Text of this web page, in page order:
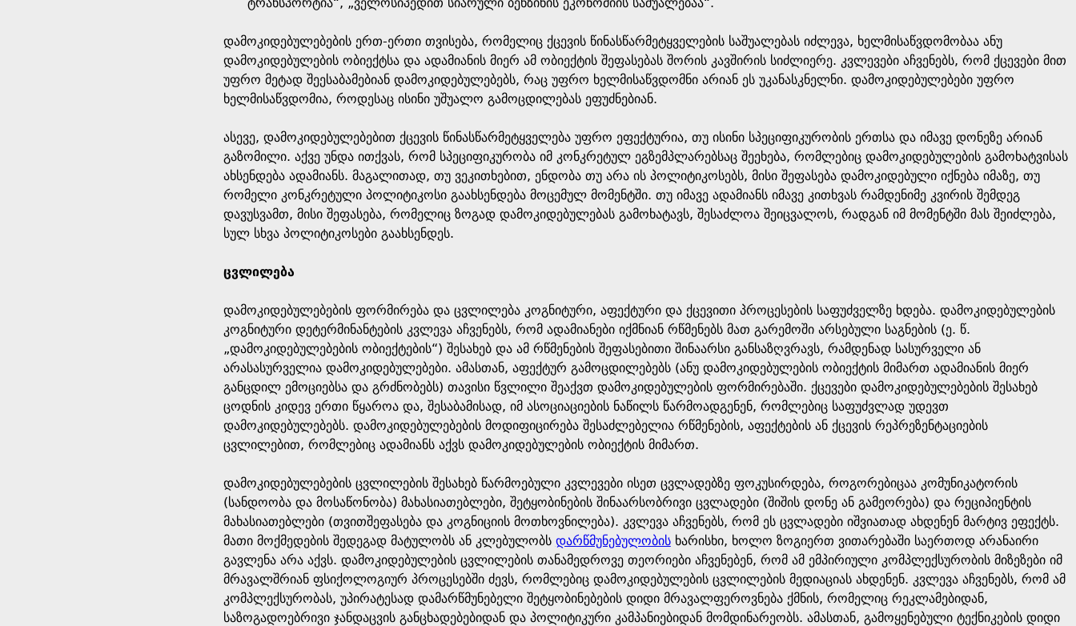
დამოკიდებულებების ერთ-ერთი თვისება, რომელიც ქცევის წინასწარმეტყველების საშუალებას იძლევა, ხელმისაწვდომობაა ანუ
დამოკიდებულების ობიექტსა და ადამიანის მიერ ამ ობიექტის შეფასებას შორის კავშირის სიძლიერე. კვლევები აჩვენებს, რომ ქცევები მით
უფრო მეტად შეესაბამებიან დამოკიდებულებებს, რაც უფრო ხელმისაწვდომნი არიან ეს უკანასკნელნი. დამოკიდებულებები უფრო
ხელმისაწვდომია, როდესაც ისინი უშუალო გამოცდილებას ეფუძნებიან.
ასევე, დამოკიდებულებებით ქცევის წინასწარმეტყველება უფრო ეფექტურია, თუ ისინი სპეციფიკურობის ერთსა და იმავე დონეზე არიან
გაზომილი. აქვე უნდა ითქვას, რომ სპეციფიკურობა იმ კონკრეტულ ეგზემპლარებსაც შეეხება, რომლებიც დამოკიდებულების გამოხატვისას
ახსენდება ადამიანს. მაგალითად, თუ ვეკითხებით, ენდობა თუ არა ის პოლიტიკოსებს, მისი შეფასება დამოკიდებული იქნება იმაზე, თუ
რომელი კონკრეტული პოლიტიკოსი გაახსენდება მოცემულ მომენტში. თუ იმავე ადამიანს იმავე კითხვას რამდენიმე კვირის შემდეგ
დავუსვამთ, მისი შეფასება, რომელიც ზოგად დამოკიდებულებას გამოხატავს, შესაძლოა შეიცვალოს, რადგან იმ მომენტში მას შეიძლება,
სულ სხვა პოლიტიკოსები გაახსენდეს.
ცვლილება
დამოკიდებულებების ფორმირება და ცვლილება კოგნიტური, აფექტური და ქცევითი პროცესების საფუძველზე ხდება. დამოკიდებულების
კოგნიტური დეტერმინანტების კვლევა აჩვენებს, რომ ადამიანები იქმნიან რწმენებს მათ გარემოში არსებული საგნების (ე. წ.
„დამოკიდებულებების ობიექტების“) შესახებ და ამ რწმენების შეფასებითი შინაარსი განსაზღვრავს, რამდენად სასურველი ან
არასასურველია დამოკიდებულებები. ამასთან, აფექტურ გამოცდილებებს (ანუ დამოკიდებულების ობიექტის მიმართ ადამიანის მიერ
განცდილ ემოციებსა და გრძნობებს) თავისი წვლილი შეაქვთ დამოკიდებულების ფორმირებაში. ქცევები დამოკიდებულებების შესახებ
ცოდნის კიდევ ერთი წყაროა და, შესაბამისად, იმ ასოციაციების ნაწილს წარმოადგენენ, რომლებიც საფუძვლად უდევთ
დამოკიდებულებებს. დამოკიდებულებების მოდიფიცირება შესაძლებელია რწმენების, აფექტების ან ქცევის რეპრეზენტაციების
ცვლილებით, რომლებიც ადამიანს აქვს დამოკიდებულების ობიექტის მიმართ.
დამოკიდებულებების ცვლილების შესახებ წარმოებული კვლევები ისეთ ცვლადებზე ფოკუსირდება, როგორებიცაა კომუნიკატორის
(სანდოობა და მოსაწონობა) მახასიათებლები, შეტყობინების შინაარსობრივი ცვლადები (შიშის დონე ან გამეორება) და რეციპიენტის
მახასიათებლები (თვითშეფასება და კოგნიციის მოთხოვნილება). კვლევა აჩვენებს, რომ ეს ცვლადები იშვიათად ახდენენ მარტივ ეფექტს.
მათი მოქმედების შედეგად მატულობს ან კლებულობს დარწმუნებულობისხარისხი, ხოლო ზოგიერთ ვითარებაში საერთოდ არანაირი
გავლენა არა აქვს. დამოკიდებულების ცვლილების თანამედროვე თეორიები აჩვენებენ, რომ ამ ემპირიული კომპლექსურობის მიზეზები იმ
მრავალშრიან ფსიქოლოგიურ პროცესებში ძევს, რომლებიც დამოკიდებულების ცვლილების მედიაციას ახდენენ. კვლევა აჩვენებს, რომ ამ
კომპლექსურობას, უპირატესად დამარწმუნებელი შეტყობინებების დიდი მრავალფეროვნება ქმნის, რომელიც რეკლამებიდან,
საზოგადოებრივი ჯანდაცვის განცხადებებიდან და პოლიტიკური კამპანიებიდან მომდინარეობს. ამასთან, გამოყენებული ტექნიკების დიდი